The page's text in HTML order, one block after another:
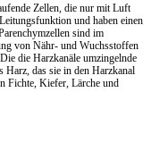
Zellen, die nur mit Luft
und haben einen
sind im
von Nähr- und Wuchsstoffen
die Harzkanäle umzingelnde
Harz, das sie in den Harzkanal
Fichte, Kiefer, Lärche und